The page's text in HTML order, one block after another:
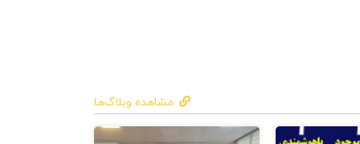
مقابل هم لذت
مشاهده وبلاگ‌ها